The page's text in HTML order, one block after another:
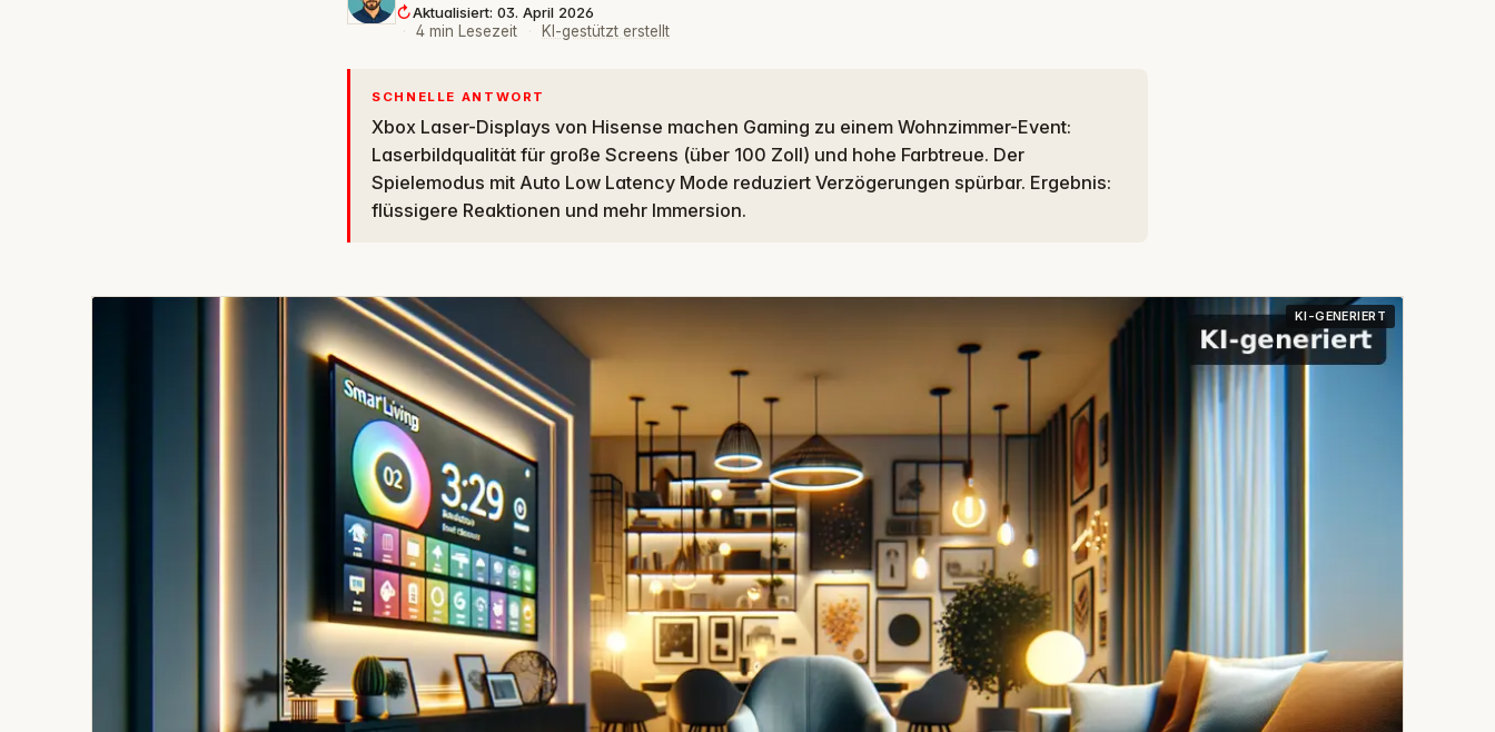
Aktualisiert: 03. April 2026
·
4 min Lesezeit · KI-gestützt erstellt
SCHNELLE ANTWORT
Xbox Laser-Displays von Hisense machen Gaming zu einem Wohnzimmer-Event:
Laserbildqualität für große Screens (über 100 Zoll) und hohe Farbtreue. Der
Spielemodus mit Auto Low Latency Mode reduziert Verzögerungen spürbar. Ergebnis:
flüssigere Reaktionen und mehr Immersion.
KI-GENERIERT